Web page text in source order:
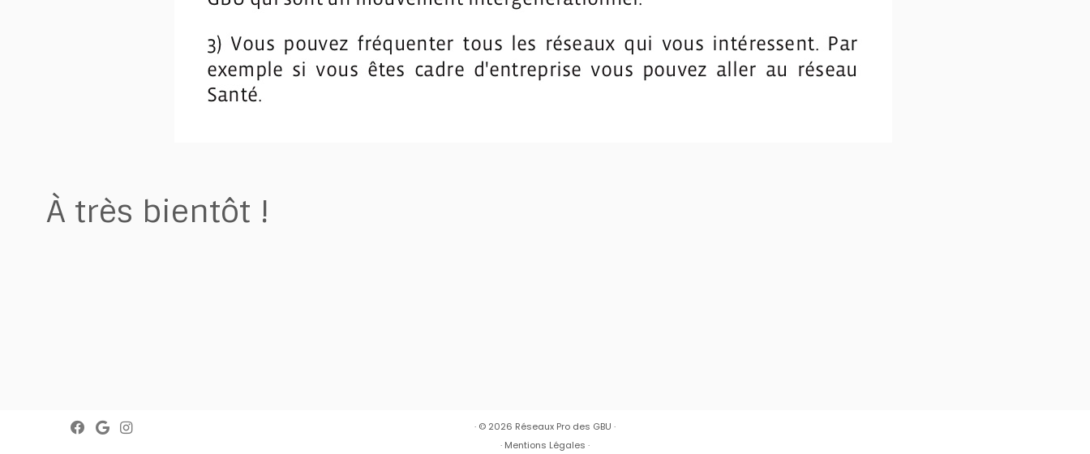
À très bientôt !
· © 2026 Réseaux Pro des GBU ·
· Mentions Légales ·